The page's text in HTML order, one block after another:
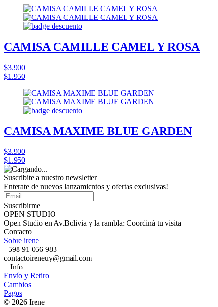
CAMISA CAMILLE CAMEL Y ROSA
$3.900
$1.950
CAMISA MAXIME BLUE GARDEN
$3.900
$1.950
Suscribite a nuestro newsletter
Enterate de nuevos lanzamientos y ofertas exclusivas!
Suscribirme
OPEN STUDIO
Open Studio en Av.Bolivia y la rambla: Coordiná tu visita
Contacto
Sobre irene
+598 91 056 983
contactoireneuy@gmail.com
+ Info
Envío y Retiro
Cambios
Pagos
© 2026 Irene